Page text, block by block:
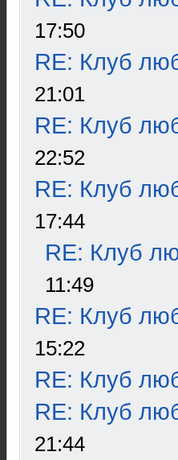
17:50
RE: Клуб
21:01
RE: Клуб
22:52
RE: Клуб
17:44
RE: Клуб
11:49
RE: Клуб
15:22
RE: Клуб
RE: Клуб
21:44